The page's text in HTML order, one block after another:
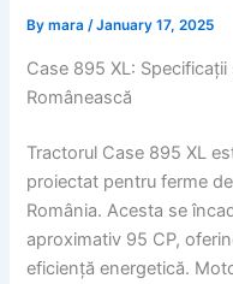
Bymara/January 17, 2025
Case 895 XL:
Românească
Tractorul Case 895 XL
proiectat pentru ferme
România. Acesta se
aproximativ 95 CP,
eficiență energetică.